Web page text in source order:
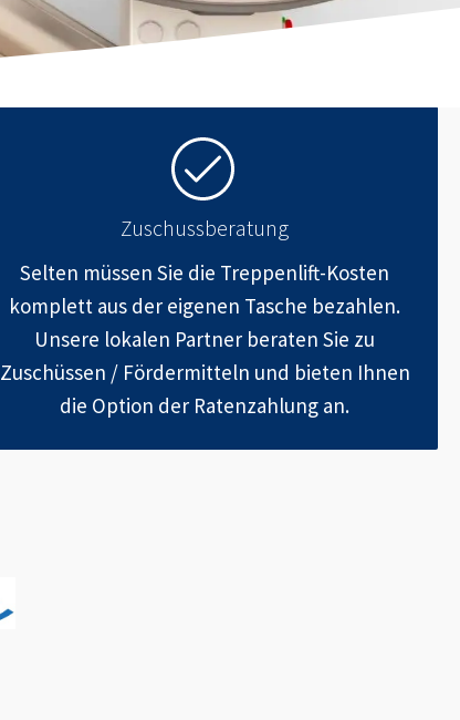
Zuschussberatung
Selten müssen Sie die Treppenlift-Kosten
komplett aus der eigenen Tasche bezahlen.
Unsere lokalen Partner beraten Sie zu
Zuschüssen / Fördermitteln und bieten Ihnen
die Option der Ratenzahlung an.